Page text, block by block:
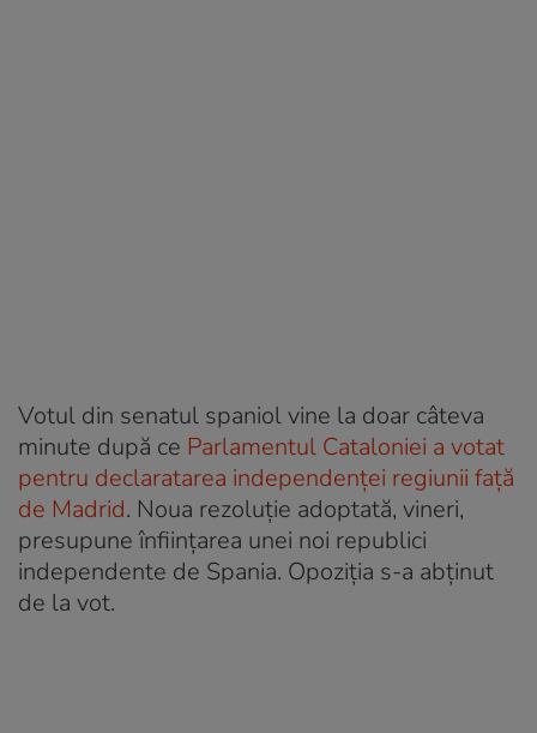
Votul din senatul spaniol vine la doar câteva
minute după ce Parlamentul Cataloniei a votat
pentru declaratarea independenței regiunii față
de Madrid. Noua rezoluție adoptată, vineri,
presupune înființarea unei noi republici
independente de Spania. Opoziția s-a abținut
de la vot.